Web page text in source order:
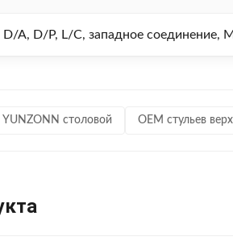
D/A, D/P, L/C, западное соединение,
столовой OEM стульев